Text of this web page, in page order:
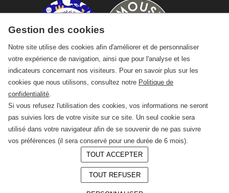
© 2026 —CRAFT Limoges
Gestion des cookies
Notre site utilise des cookies afin d'améliorer et de personnaliser
votre expérience de navigation, ainsi que pour l'analyse et les
indicateurs concernant nos visiteurs. Pour en savoir plus sur les
cookies que nous utilisons, consultez notre Politique de
confidentialité
Si vous refusez l'utilisation des cookies, vos informations ne seront
pas suivies lors de votre visite sur ce site. Un seul cookie sera
utilisé dans votre navigateur afin de se souvenir de ne pas suivre
vos préférences (il sera conservé pour une durée de 6 mois).
TOUT ACCEPTER
TOUT REFUSER